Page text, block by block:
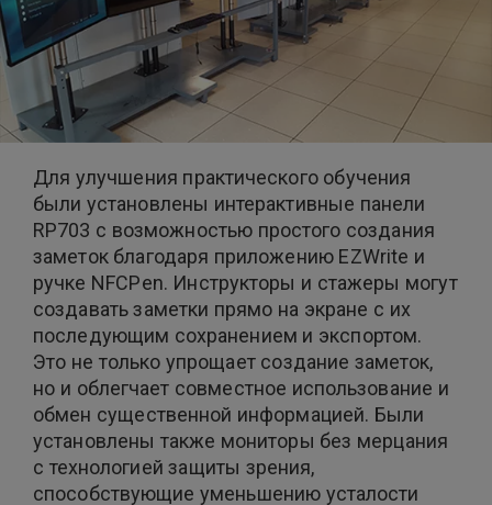
Для улучшения практического обучения
были установлены интерактивные панели
RP703 с возможностью простого создания
заметок благодаря приложению EZWrite и
ручке NFCPen. Инструкторы и стажеры могут
создавать заметки прямо на экране с их
последующим сохранением и экспортом.
Это не только упрощает создание заметок,
но и облегчает совместное использование и
обмен существенной информацией. Были
установлены также мониторы без мерцания
с технологией защиты зрения,
способствующие уменьшению усталости